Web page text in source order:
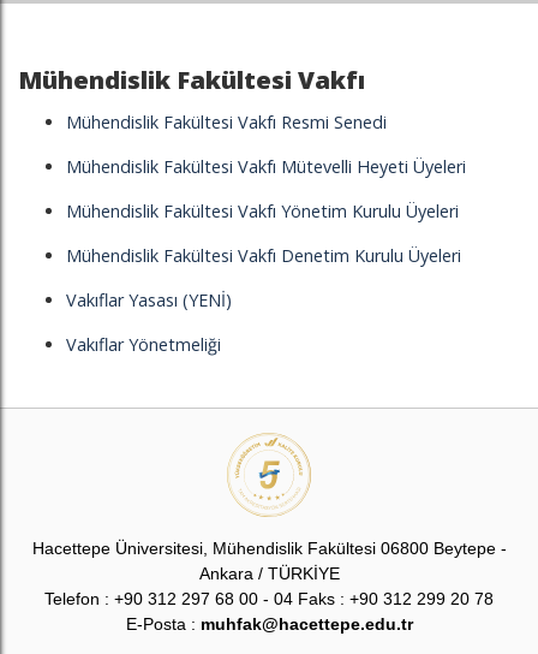
Mühendislik Fakültesi Vakfı
Mühendislik Fakültesi Vakfı Resmi Senedi
Mühendislik Fakültesi Vakfı Mütevelli Heyeti Üyeleri
Mühendislik Fakültesi Vakfı Yönetim Kurulu Üyeleri
Mühendislik Fakültesi Vakfı Denetim Kurulu Üyeleri
Vakıflar Yasası (YENİ)
Vakıflar Yönetmeliği
Hacettepe Üniversitesi, Mühendislik Fakültesi 06800 Beytepe -
Ankara / TÜRKİYE
Telefon : +90 312 297 68 00 - 04 Faks : +90 312 299 20 78
E-Posta : muhfak@hacettepe.edu.tr